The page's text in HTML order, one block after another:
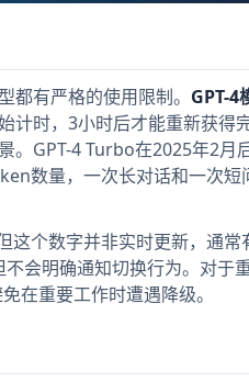
都有严格的使用限制。 GPT-4
时，3小时后才能重新获得
。GPT-4 Turbo在2025年2月
数量，一次长对话和一次短
个数字并非实时更新，通常
会明确通知切换行为。对于
在重要工作时遭遇降级。